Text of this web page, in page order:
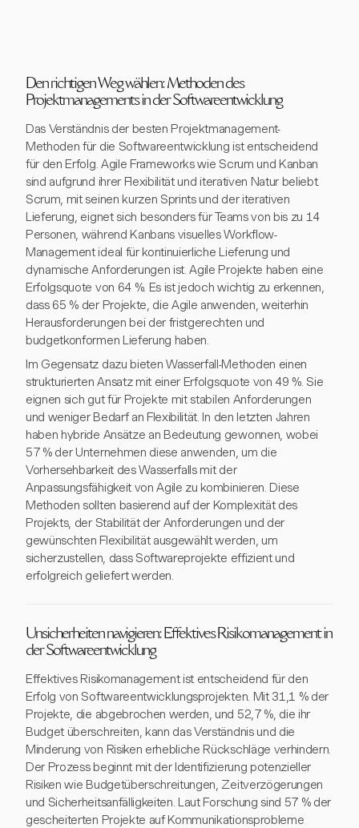
Den richtigen Weg wählen: Methoden des
Projektmanagements in der Softwareentwicklung
Das Verständnis der besten Projektmanagement-
Methoden für die Softwareentwicklung ist entscheidend
für den Erfolg. Agile Frameworks wie Scrum und Kanban
sind aufgrund ihrer Flexibilität und iterativen Natur beliebt.
Scrum, mit seinen kurzen Sprints und der iterativen
Lieferung, eignet sich besonders für Teams von bis zu 14
Personen, während Kanbans visuelles Workflow-
Management ideal für kontinuierliche Lieferung und
dynamische Anforderungen ist. Agile Projekte haben eine
Erfolgsquote von 64 %. Es ist jedoch wichtig zu erkennen,
dass 65 % der Projekte, die Agile anwenden, weiterhin
Herausforderungen bei der fristgerechten und
budgetkonformen Lieferung haben.
Im Gegensatz dazu bieten Wasserfall-Methoden einen
strukturierten Ansatz mit einer Erfolgsquote von 49 %. Sie
eignen sich gut für Projekte mit stabilen Anforderungen
und weniger Bedarf an Flexibilität. In den letzten Jahren
haben hybride Ansätze an Bedeutung gewonnen, wobei
57 % der Unternehmen diese anwenden, um die
Vorhersehbarkeit des Wasserfalls mit der
Anpassungsfähigkeit von Agile zu kombinieren. Diese
Methoden sollten basierend auf der Komplexität des
Projekts, der Stabilität der Anforderungen und der
gewünschten Flexibilität ausgewählt werden, um
sicherzustellen, dass Softwareprojekte effizient und
erfolgreich geliefert werden.
Unsicherheiten navigieren: Effektives Risikomanagement in
der Softwareentwicklung
Effektives Risikomanagement ist entscheidend für den
Erfolg von Softwareentwicklungsprojekten. Mit 31,1 % der
Projekte, die abgebrochen werden, und 52,7 %, die ihr
Budget überschreiten, kann das Verständnis und die
Minderung von Risiken erhebliche Rückschläge verhindern.
Der Prozess beginnt mit der Identifizierung potenzieller
Risiken wie Budgetüberschreitungen, Zeitverzögerungen
und Sicherheitsanfälligkeiten. Laut Forschung sind 57 % der
gescheiterten Projekte auf Kommunikationsprobleme